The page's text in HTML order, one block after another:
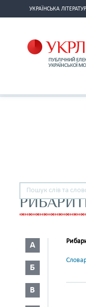
УКРАЇНСЬКА
А
Б
В